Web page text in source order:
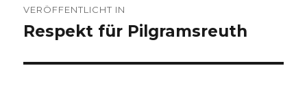
VERÖFFENTLICHT IN
Respekt für Pilgramsreuth